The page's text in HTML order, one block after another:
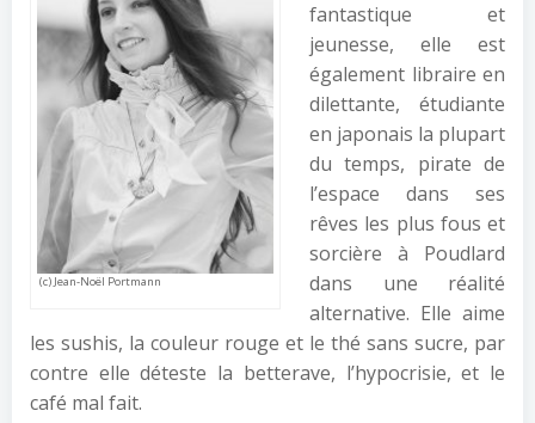
(c) Jean-Noël Portmann
fantastique et
jeunesse, elle est
également libraire en
dilettante, étudiante
en japonais la plupart
du temps, pirate de
l’espace dans ses
rêves les plus fous et
sorcière à Poudlard
dans une réalité
alternative. Elle aime
les sushis, la couleur rouge et le thé sans sucre, par
contre elle déteste la betterave, l’hypocrisie, et le
café mal fait.